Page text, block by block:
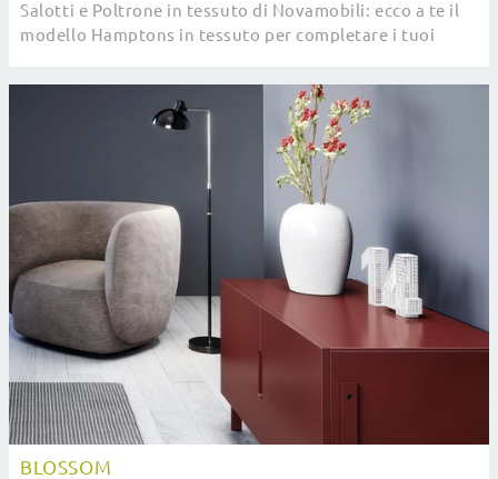
Salotti e Poltrone in tessuto di Novamobili: ecco a te il
modello Hamptons in tessuto per completare i tuoi
BLOSSOM